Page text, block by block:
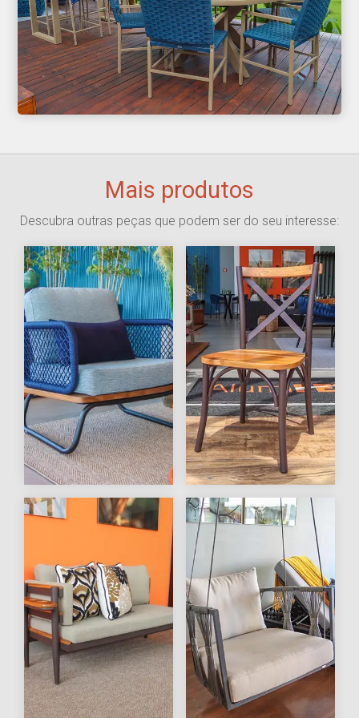
Mais produtos
Descubra outras peças que podem ser do seu interesse:
Conjunto de Sofá
Roma
Cadeira
Colonial